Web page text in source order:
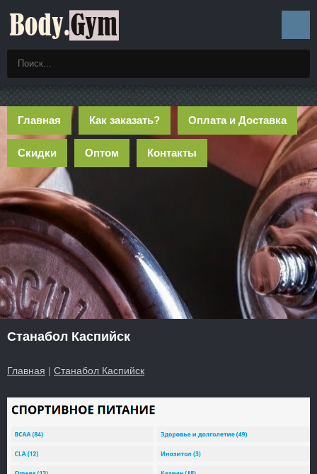
Главная Как заказать? Оплата и Доставка
Скидки Оптом Контакты
Станабол Каспийск
Главная | Станабол Каспийск